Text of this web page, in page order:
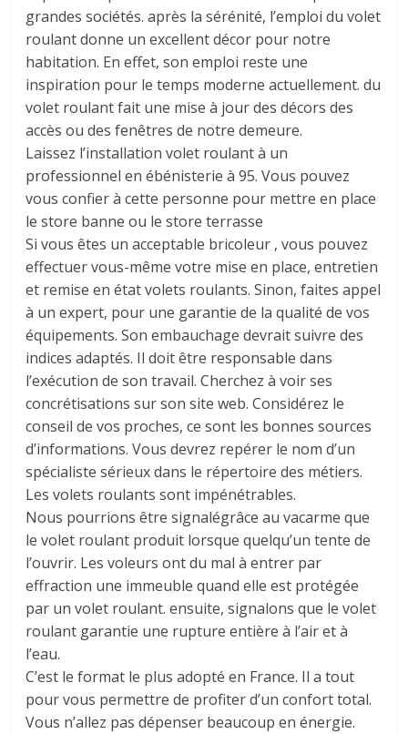
grandes sociétés. après la sérénité, l’emploi du volet
roulant donne un excellent décor pour notre
habitation. En effet, son emploi reste une
inspiration pour le temps moderne actuellement. du
volet roulant fait une mise à jour des décors des
accès ou des fenêtres de notre demeure.
Laissez l’installation volet roulant à un
professionnel en ébénisterie à 95. Vous pouvez
vous confier à cette personne pour mettre en place
le store banne ou le store terrasse
Si vous êtes un acceptable bricoleur , vous pouvez
effectuer vous-même votre mise en place, entretien
et remise en état volets roulants. Sinon, faites appel
à un expert, pour une garantie de la qualité de vos
équipements. Son embauchage devrait suivre des
indices adaptés. Il doit être responsable dans
l’exécution de son travail. Cherchez à voir ses
concrétisations sur son site web. Considérez le
conseil de vos proches, ce sont les bonnes sources
d’informations. Vous devrez repérer le nom d’un
spécialiste sérieux dans le répertoire des métiers.
Les volets roulants sont impénétrables.
Nous pourrions être signalégrâce au vacarme que
le volet roulant produit lorsque quelqu’un tente de
l’ouvrir. Les voleurs ont du mal à entrer par
effraction une immeuble quand elle est protégée
par un volet roulant. ensuite, signalons que le volet
roulant garantie une rupture entière à l’air et à
l’eau.
C’est le format le plus adopté en France. Il a tout
pour vous permettre de profiter d’un confort total.
Vous n’allez pas dépenser beaucoup en énergie.